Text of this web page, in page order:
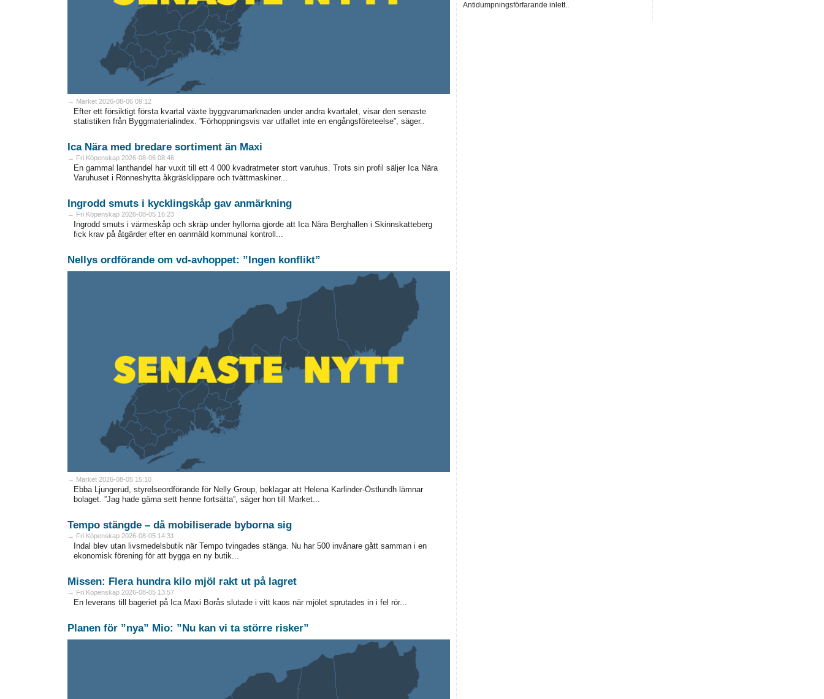
→ Market 2026-08-06 09:12
Efter ett försiktigt första kvartal växte byggvarumarknaden under andra kvartalet, visar den senaste
statistiken från Byggmaterialindex. ”Förhoppningsvis var utfallet inte en engångsföreteelse”, säger..
Ica Nära med bredare sortiment än Maxi
→ Fri Köpenskap 2026-08-06 08:46
En gammal lanthandel har vuxit till ett 4 000 kvadratmeter stort varuhus. Trots sin profil säljer Ica Nära
Varuhuset i Rönneshytta åkgräsklippare och tvättmaskiner...
Ingrodd smuts i kycklingskåp gav anmärkning
→ Fri Köpenskap 2026-08-05 16:23
Ingrodd smuts i värmeskåp och skräp under hyllorna gjorde att Ica Nära Berghallen i Skinnskatteberg
fick krav på åtgärder efter en oanmäld kommunal kontroll...
Nellys ordförande om vd-avhoppet: ”Ingen konflikt”
→ Market 2026-08-05 15:10
Ebba Ljungerud, styrelseordförande för Nelly Group, beklagar att Helena Karlinder-Östlundh lämnar
bolaget. ”Jag hade gärna sett henne fortsätta”, säger hon till Market...
Tempo stängde – då mobiliserade byborna sig
→ Fri Köpenskap 2026-08-05 14:31
Indal blev utan livsmedelsbutik när Tempo tvingades stänga. Nu har 500 invånare gått samman i en
ekonomisk förening för att bygga en ny butik...
Missen: Flera hundra kilo mjöl rakt ut på lagret
→ Fri Köpenskap 2026-08-05 13:57
En leverans till bageriet på Ica Maxi Borås slutade i vitt kaos när mjölet sprutades in i fel rör...
Planen för ”nya” Mio: ”Nu kan vi ta större risker”
Antidumpningsförfarande inlett..